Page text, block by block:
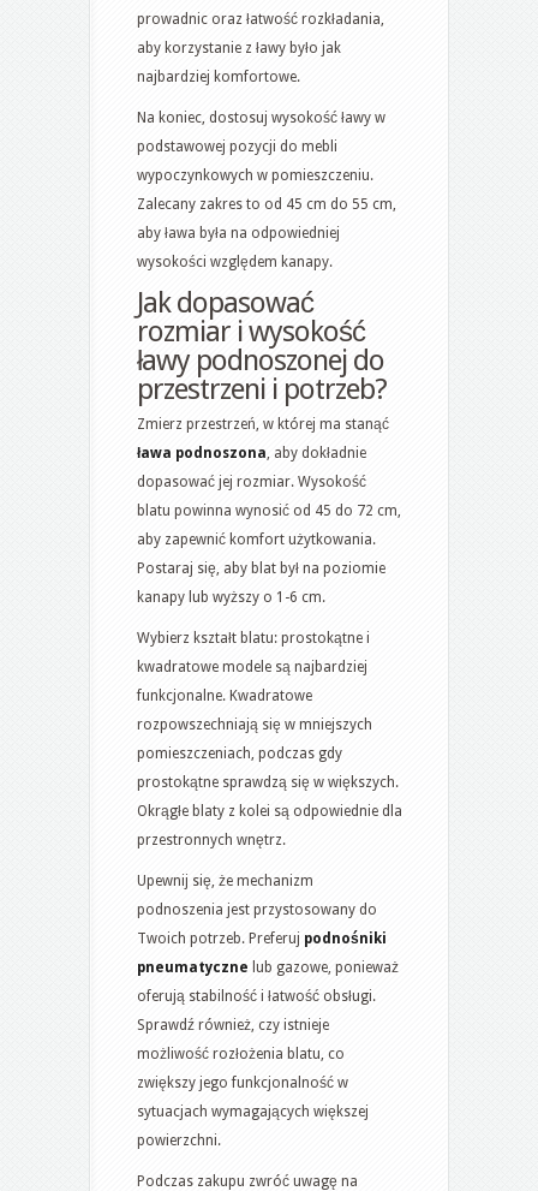
prowadnic oraz łatwość rozkładania,
aby korzystanie z ławy było jak
najbardziej komfortowe.
Na koniec, dostosuj wysokość ławy w
podstawowej pozycji do mebli
wypoczynkowych w pomieszczeniu.
Zalecany zakres to od 45 cm do 55 cm,
aby ława była na odpowiedniej
wysokości względem kanapy.
Jak dopasować
rozmiar i wysokość
ławy podnoszonej do
przestrzeni i potrzeb?
Zmierz przestrzeń, w której ma stanąć
ława podnoszona, aby dokładnie
dopasować jej rozmiar. Wysokość
blatu powinna wynosić od 45 do 72 cm,
aby zapewnić komfort użytkowania.
Postaraj się, aby blat był na poziomie
kanapy lub wyższy o 1-6 cm.
Wybierz kształt blatu: prostokątne i
kwadratowe modele są najbardziej
funkcjonalne. Kwadratowe
rozpowszechniają się w mniejszych
pomieszczeniach, podczas gdy
prostokątne sprawdzą się w większych.
Okrągłe blaty z kolei są odpowiednie dla
przestronnych wnętrz.
Upewnij się, że mechanizm
podnoszenia jest przystosowany do
Twoich potrzeb. Preferuj podnośniki
pneumatyczne lub gazowe, ponieważ
oferują stabilność i łatwość obsługi.
Sprawdź również, czy istnieje
możliwość rozłożenia blatu, co
zwiększy jego funkcjonalność w
sytuacjach wymagających większej
powierzchni.
Podczas zakupu zwróć uwagę na